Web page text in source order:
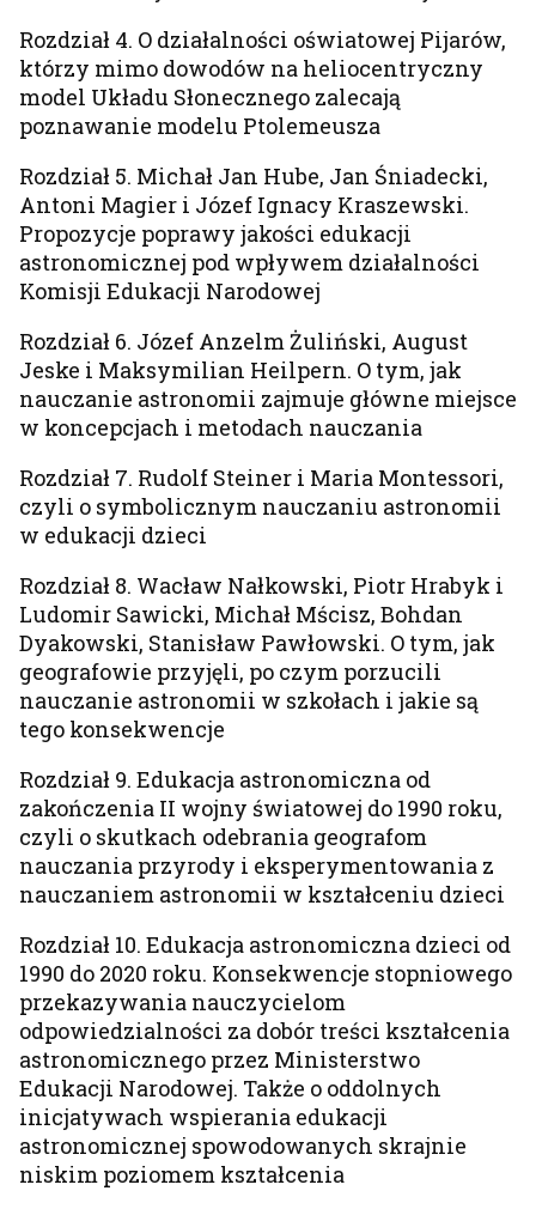
Rozdział 4. O działalności oświatowej Pijarów,
którzy mimo dowodów na heliocentryczny
model Układu Słonecznego zalecają
poznawanie modelu Ptolemeusza
Rozdział 5. Michał Jan Hube, Jan Śniadecki,
Antoni Magier i Józef Ignacy Kraszewski.
Propozycje poprawy jakości edukacji
astronomicznej pod wpływem działalności
Komisji Edukacji Narodowej
Rozdział 6. Józef Anzelm Żuliński, August
Jeske i Maksymilian Heilpern. O tym, jak
nauczanie astronomii zajmuje główne miejsce
w koncepcjach i metodach nauczania
Rozdział 7. Rudolf Steiner i Maria Montessori,
czyli o symbolicznym nauczaniu astronomii
w edukacji dzieci
Rozdział 8. Wacław Nałkowski, Piotr Hrabyk i
Ludomir Sawicki, Michał Mścisz, Bohdan
Dyakowski, Stanisław Pawłowski. O tym, jak
geografowie przyjęli, po czym porzucili
nauczanie astronomii w szkołach i jakie są
tego konsekwencje
Rozdział 9. Edukacja astronomiczna od
zakończenia II wojny światowej do 1990 roku,
czyli o skutkach odebrania geografom
nauczania przyrody i eksperymentowania z
nauczaniem astronomii w kształceniu dzieci
Rozdział 10. Edukacja astronomiczna dzieci od
1990 do 2020 roku. Konsekwencje stopniowego
przekazywania nauczycielom
odpowiedzialności za dobór treści kształcenia
astronomicznego przez Ministerstwo
Edukacji Narodowej. Także o oddolnych
inicjatywach wspierania edukacji
astronomicznej spowodowanych skrajnie
niskim poziomem kształcenia